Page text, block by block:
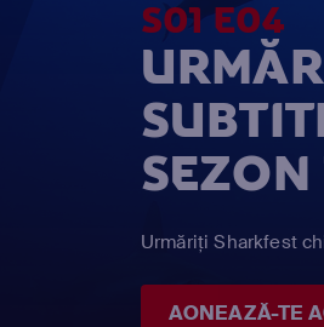
S01 E04
SEZON
Urmăriți Sharkfest
AONEAZĂ-TE